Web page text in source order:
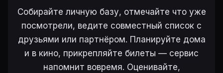
Собирайте личную базу, отмечайте что уже
посмотрели, ведите совместный список с
друзьями или партнёром. Планируйте дома
и в кино, прикрепляйте билеты — сервис
напомнит вовремя. Оценивайте,